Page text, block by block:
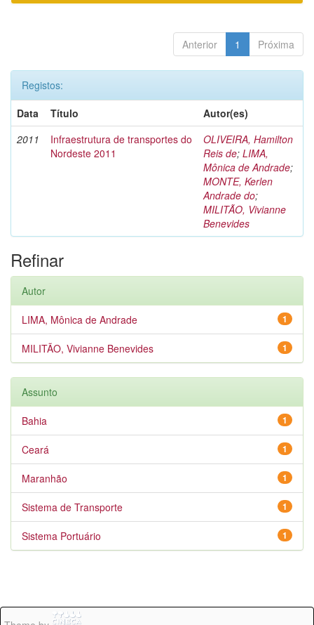
Anterior 1 Próxima
Registos:
Data
Título
Autor(es)
2011
Infraestrutura de transportes do
Nordeste 2011
OLIVEIRA, Hamilton
Reis de; LIMA,
Mônica de Andrade;
MONTE, Kerlen
Andrade do;
MILITÃO, Vivianne
Benevides
Refinar
Autor
1
LIMA, Mônica de Andrade
1
MILITÃO, Vivianne Benevides
Assunto
1
Bahia
1
Ceará
1
Maranhão
1
Sistema de Transporte
1
Sistema Portuário